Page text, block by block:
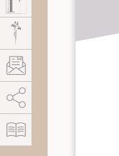
AddThis está